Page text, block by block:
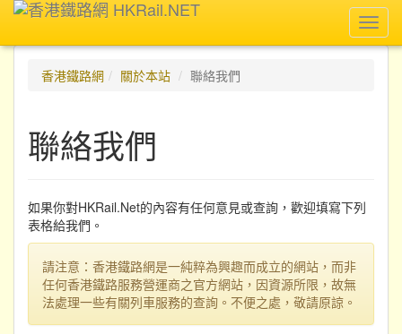
香港鐵路網
關於本站 聯絡我們
聯絡我們
如果你對HKRail.Net的內容有任何意見或查詢，歡迎填寫下列
表格給我們。
請注意：香港鐵路網是一純粹為興趣而成立的網站，而非
任何香港鐵路服務營運商之官方網站，因資源所限，故無
法處理一些有關列車服務的查詢。不便之處，敬請原諒。